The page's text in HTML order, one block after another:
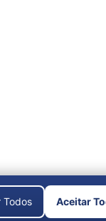
Todos Aceitar